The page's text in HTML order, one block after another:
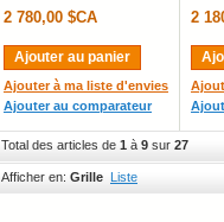
2 780,00 $CA
Ajouter au panier
Ajouter à ma liste d'envies
Ajouter au comparateur
2
Total des articles de 1 à 9 sur 27
Afficher en: Grille Liste